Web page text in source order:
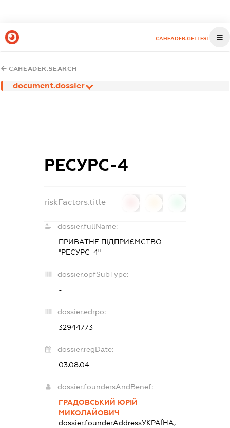
CAHEADER.GETTEST
CAHEADER.SEARCH
document.dossier
РЕСУРС-4
riskFactors.title
dossier.fullName:
ПРИВАТНЕ ПІДПРИЄМСТВО
"РЕСУРС-4"
dossier.opfSubType:
-
dossier.edrpo:
32944773
dossier.regDate:
03.08.04
dossier.foundersAndBenef:
ГРАДОВСЬКИЙ ЮРІЙ
МИКОЛАЙОВИЧ
dossier.founderAddressУКРАЇНА,